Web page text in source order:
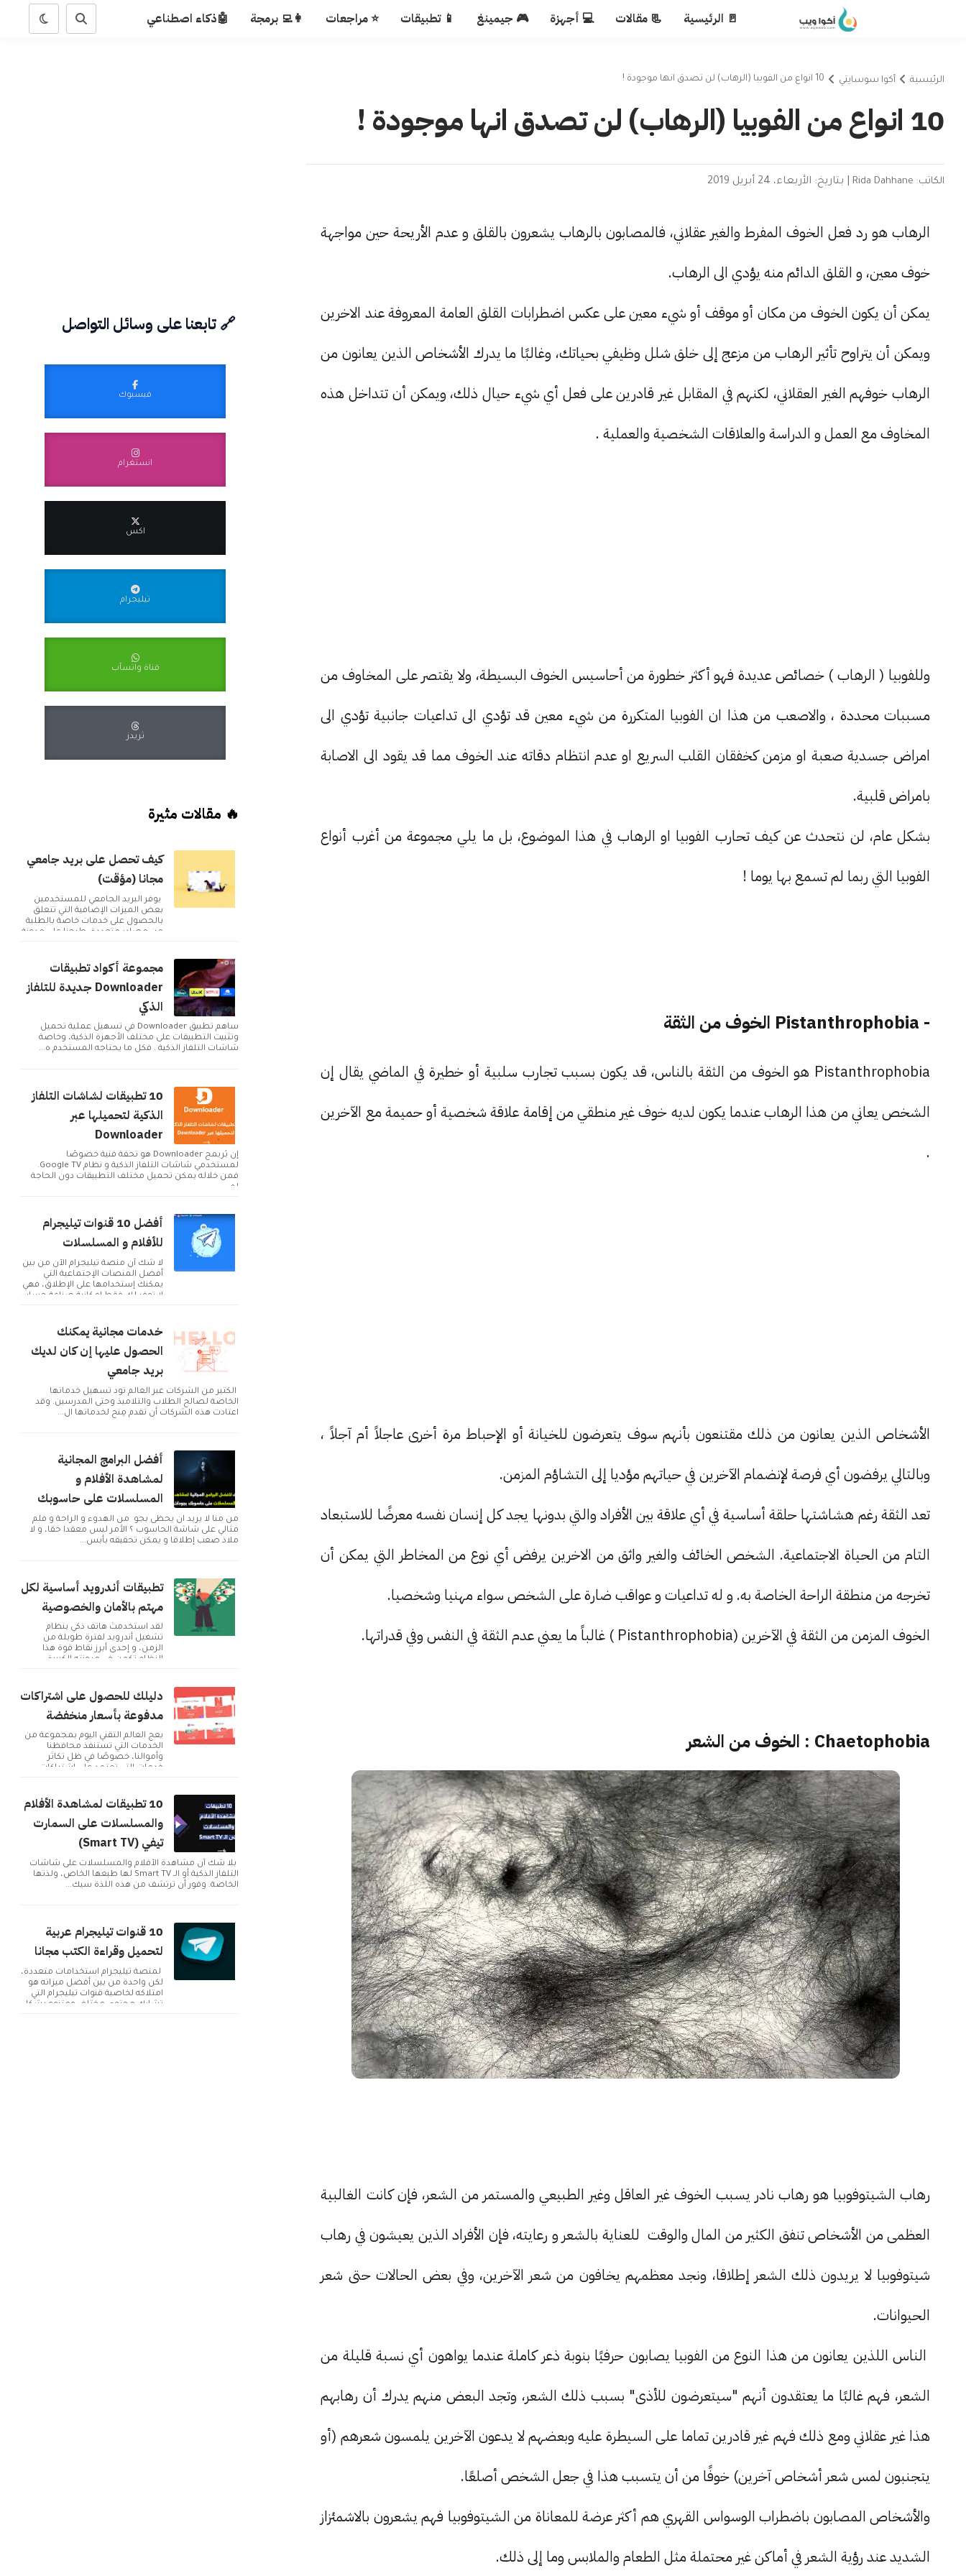
🚪 الرئيسية 📃 مقالات 💻 أجهزة 🎮 جيمينغ 📱 تطبيقات ⭐ مراجعات 👩‍💻 برمجة 🤖ذكاء اصطناعي
الرئيسية أكوا سوسايتي 10 انواع من الفوبيا (الرهاب) لن تصدق انها موجودة !
10 انواع من الفوبيا (الرهاب) لن تصدق انها موجودة !
الكاتب: Rida Dahhane بتاريخ: الأربعاء، 24 أبريل 2019
الرهاب هو رد فعل الخوف المفرط والغير عقلاني، فالمصابون بالرهاب يشعرون بالقلق و عدم الأريحة حين مواجهة
خوف معين، و القلق الدائم منه يؤدي الى الرهاب.
يمكن أن يكون الخوف من مكان أو موقف أو شيء معين على عكس اضطرابات القلق العامة المعروفة عند الاخرين
ويمكن أن يتراوح تأثير الرهاب من مزعج إلى خلق شلل وظيفي بحياتك، وغالبًا ما يدرك الأشخاص الذين يعانون من
الرهاب خوفهم الغير العقلاني، لكنهم في المقابل غير قادرين على فعل أي شيء حيال ذلك، ويمكن أن تتداخل هذه
المخاوف مع العمل و الدراسة والعلاقات الشخصية والعملية .
وللفوبيا ( الرهاب ) خصائص عديدة فهو أكثر خطورة من أحاسيس الخوف البسيطة، ولا يقتصر على المخاوف من
مسببات محددة ، والاصعب من هذا ان الفوبيا المتكررة من شيء معين قد تؤدي الى تداعيات جانبية تؤدي الى
امراض جسدية صعبة او مزمن كخفقان القلب السريع او عدم انتظام دقاته عند الخوف مما قد يقود الى الاصابة
بامراض قلبية.
بشكل عام، لن نتحدث عن كيف تحارب الفوبيا او الرهاب في هذا الموضوع، بل ما يلي مجموعة من أغرب أنواع
الفوبيا التي ربما لم تسمع بها يوما !
- Pistanthrophobia الخوف من الثقة
Pistanthrophobia هو الخوف من الثقة بالناس، قد يكون بسبب تجارب سلبية أو خطيرة في الماضي يقال إن
الشخص يعاني من هذا الرهاب عندما يكون لديه خوف غير منطقي من إقامة علاقة شخصية أو حميمة مع الآخرين
.
الأشخاص الذين يعانون من ذلك مقتنعون بأنهم سوف يتعرضون للخيانة أو الإحباط مرة أخرى عاجلاً أم آجلاً ،
وبالتالي يرفضون أي فرصة لإنضمام الآخرين في حياتهم مؤديا إلى التشاؤم المزمن.
تعد الثقة رغم هشاشتها حلقة أساسية في أي علاقة بين الأفراد والتي بدونها يجد كل إنسان نفسه معرضًا للاستبعاد
التام من الحياة الاجتماعية. الشخص الخائف والغير واثق من الاخرين يرفض أي نوع من المخاطر التي يمكن أن
تخرجه من منطقة الراحة الخاصة به. و له تداعيات و عواقب ضارة على الشخص سواء مهنيا وشخصيا.
الخوف المزمن من الثقة في الآخرين (Pistanthrophobia ) غالباً ما يعني عدم الثقة في النفس وفي قدراتها.
Chaetophobia : الخوف من الشعر
رهاب الشيتوفوبيا هو رهاب نادر يسبب الخوف غير العاقل وغير الطبيعي والمستمر من الشعر، فإن كانت الغالبية
العظمى من الأشخاص تنفق الكثير من المال والوقت للعناية بالشعر و رعايته، فإن الأفراد الذين يعيشون في رهاب
شيتوفوبيا لا يريدون ذلك الشعر إطلاقا، ونجد معظمهم يخافون من شعر الآخرين، وفي بعض الحالات حتى شعر
الحيوانات.
الناس اللذين يعانون من هذا النوع من الفوبيا يصابون حرفيًا بنوبة ذعر كاملة عندما يواهون أي نسبة قليلة من
الشعر، فهم غالبًا ما يعتقدون أنهم "سيتعرضون للأذى" بسبب ذلك الشعر، وتجد البعض منهم يدرك أن رهابهم
هذا غير عقلاني ومع ذلك فهم غير قادرين تماما على السيطرة عليه وبعضهم لا يدعون الآخرين يلمسون شعرهم (أو
يتجنبون لمس شعر أشخاص آخرين) خوفًا من أن يتسبب هذا في جعل الشخص أصلعًا.
والأشخاص المصابون باضطراب الوسواس القهري هم أكثر عرضة للمعاناة من الشيتوفوبيا فهم يشعرون بالاشمئزاز
الشديد عند رؤية الشعر في أماكن غير محتملة مثل الطعام والملابس وما إلى ذلك.
🔗 تابعنا على وسائل التواصل
فيسبوك
انستغرام
اكس
تيليجرام
قناة واتسآب
ثريدز
🔥 مقالات مثيرة
كيف تحصل على بريد جامعي
مجانا (مؤقت)
يوفر البريد الجامعي للمستخدمين
بعض الميزات الإضافية التي تتعلق
بالحصول على خدمات خاصة بالطلبة
من مصادر متعددة. طرحنا على مدونة
مجموعة أكواد تطبيقات
Downloader جديدة للتلفاز
الذكي
ساهم تطبيق Downloader في تسهيل عملية تحميل
وتثبيت التطبيقات على مختلف الأجهزة الذكية، وخاصة
شاشات التلفاز الذكية . فكل ما يحتاجه المستخدم ه...
10 تطبيقات لشاشات التلفاز
الذكية لتحميلها عبر
Downloader
إن بُريمج Downloader هو تحفة فنية خصوصًا
لمستخدمي شاشات التلفاز الذكية و نظام Google TV.
فمن خلاله يمكن تحميل مختلف التطبيقات دون الحاجة
لم...
أفضل 10 قنوات تيليجرام
للأفلام و المسلسلات
لا شك أن منصة تيليجرام الآن من بين
أفضل المنصات الإجتماعية التي
يمكنك إستخدامها على الإطلاق، فهي
لا توفر لك فقط إمكانية صناعة حساب
خدمات مجانية يمكنك
الحصول عليها إن كان لديك
بريد جامعي
الكثير من الشركات عبر العالم تود تسهيل خدماتها
الخاصة لصالح الطلاب والتلاميذ وحتى المدرسين. وقد
اعتادت هذه الشركات أن تقدم مِنح لخدماتها ال...
أفضل البرامج المجانية
لمشاهدة الأفلام و
المسلسلات على حاسوبك
من منا لا يريد ان يحظى بجو من الهدوء و الراحة و فلم
مثالي على شاشة الحاسوب ؟ الأمر ليس معقدا حقا، و لا
ملاذ صعب إطلاقا و يمكن تحقيقه بأبس...
تطبيقات أندرويد أساسية لكل
مهتم بالأمان والخصوصية
لقد استخدمتُ هاتف ذكي بنظام
تشغيل أندرويد لفترة طويلة من
الزمن، و إحدى أبرز نقاط قوة هذا
النظام تكمن في مرونته الكبيرة
دليلك للحصول على اشتراكات
مدفوعة بأسعار منخفضة
يعج العالم التقني اليوم بمجموعة من
الخدمات التي تستنفذ محافظنا
وأموالنا، خصوصًا في ظل تكاثر
خدمات التي تعتمد على اشتراكات
10 تطبيقات لمشاهدة الأفلام
والمسلسلات على السمارت
تيفي (Smart TV)
بلا شك أن مشاهدة الأفلام والمسلسلات على شاشات
التلفاز الذكية أو الـ Smart TV لها طبعها الخاص، ولذتها
الخاصة. وفور أن ترتشف من هذه اللذة سيك...
10 قنوات تيليجرام عربية
لتحميل وقراءة الكتب مجانا
لمنصة تيليجرام استخدامات متعددة،
لكن واحدة من بين أفضل ميزاته هو
امتلاكه لخاصية قنوات تيليجرام التي
تشارك محتوى مختلف ومتنوع بشكل